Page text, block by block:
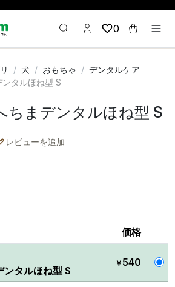
0
犬 おもちゃ
デンタルケア
ンタルほね型 S
ちまデンタルほね型 S
レビューを追加
価格
ンタルほね型 S
￥ 540